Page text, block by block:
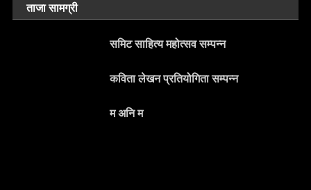
ताजा सामग्री
समिट साहित्य महोत्सव सम्पन्न
कविता लेखन प्रतियोगिता सम्पन्न
म अनि म